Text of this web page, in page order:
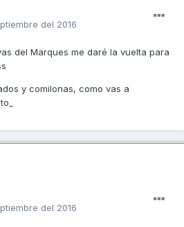
del 2016
del Marques me daré la vuelta para
y comilonas, como vas a
del 2016